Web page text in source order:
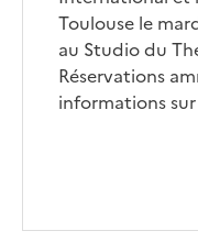
Toulouse le
au Studio du
Réservations
informations sur